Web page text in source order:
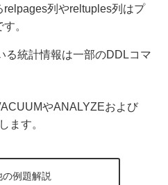
列やreltuples列はプ
。
る統計情報は一部のDDLコマ
やANALYZEおよび
ます。
の例題解説